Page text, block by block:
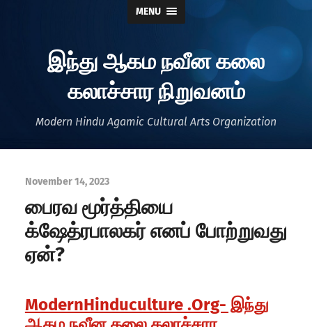
MENU
இந்து ஆகம நவீன கலை
கலாச்சார நிறுவனம்
Modern Hindu Agamic Cultural Arts Organization
November 14, 2023
பைரவ மூர்த்தியை
க்ஷேத்ரபாலகர் எனப் போற்றுவது
ஏன்?
ModernHinduculture .Org- இந்து